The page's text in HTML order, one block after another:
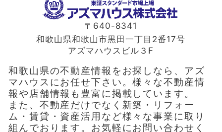
〒640-8341
和歌山県和歌山市黒田一丁目2番17号
アズマハウスビル３F
和歌山県の不動産情報をお探しなら、アズ
マハウスにお任せ下さい。様々な不動産情
報や店舗情報も豊富に掲載しています。
また、不動産だけでなく新築・リフォー
ム・賃貸・資産活用など様々な事業に取り
組んでおります。お気軽にお問い合わせく